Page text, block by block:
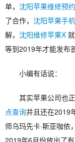
单， 沈阳苹果维修预约
了合作， 沈阳苹果手
解， 沈阳维修苹果X
等到2019年才能发布
小编有话说：
其实苹果公司也正
点查询并且还在2019
师乌玛先卡·斯亚咖
2019年6月份放出了